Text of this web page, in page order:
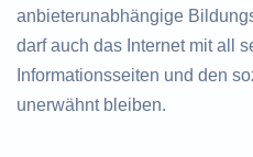
anbieterunabhängige
darf auch das Internet mit all
Informationsseiten und den
unerwähnt bleiben.